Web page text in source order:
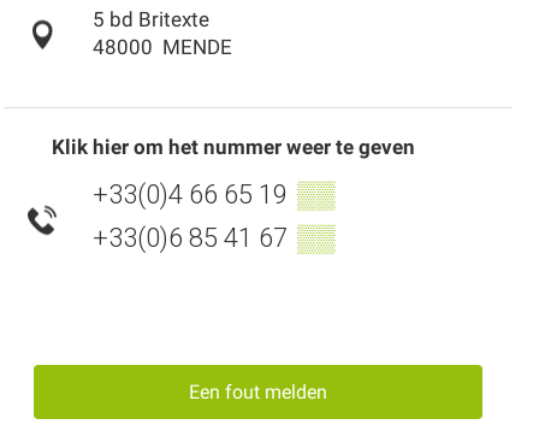
5 bd Britexte
48000 MENDE
Klik hier om het nummer weer te geven
+33(0)4 66 65 19 ▒▒
+33(0)6 85 41 67 ▒▒
Een fout melden